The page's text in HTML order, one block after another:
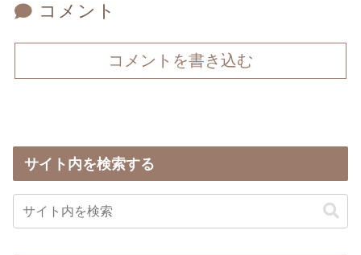
コメント
コメントを書き込む
サイト内を検索する